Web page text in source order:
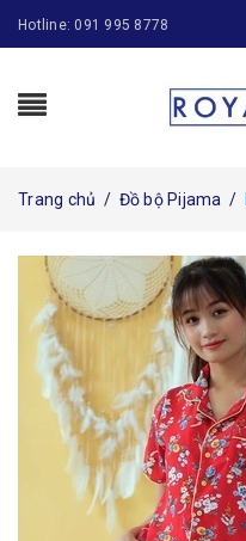
Hotline: 091 995 8778
Trang chủ / Đồ bộ Pijama /